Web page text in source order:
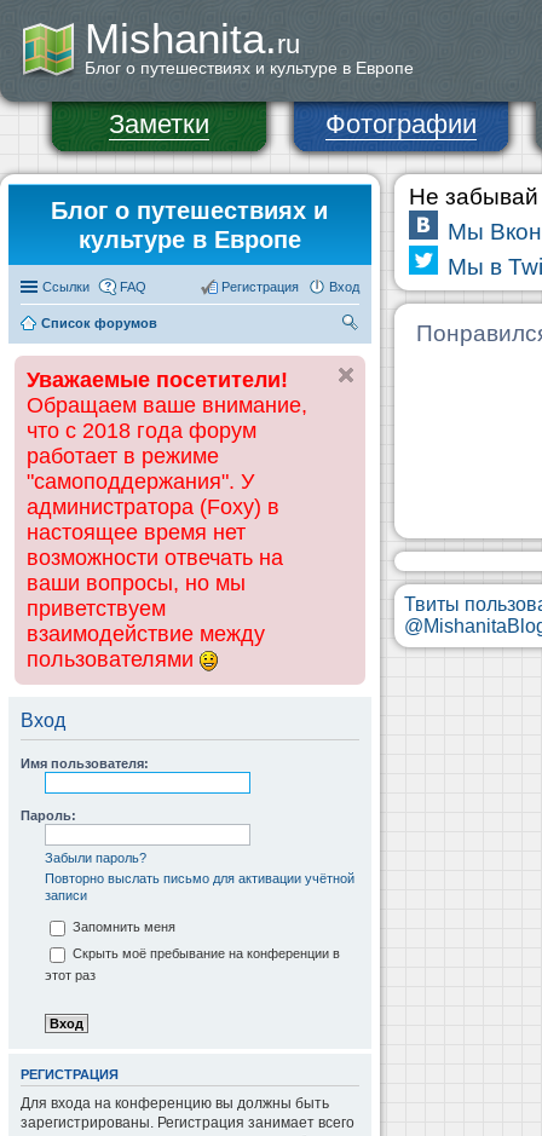
Mishanita.ru
Блог о путешествиях и культуре в Европе
Заметки Фотографии
Блог о путешествиях и
культуре в Европе
Ссылки FAQ Вход
Регистрация
Список форумов
ск
Уважаемые посетители!
Обращаем ваше внимание,
что с 2018 года форум
работает в режиме
"самоподдержания". У
администратора (Foxy) в
настоящее время нет
возможности отвечать на
ваши вопросы, но мы
приветствуем
взаимодействие между
пользователями
Вход
Имя пользователя:
Пароль:
Забыли пароль?
Повторно выслать письмо для активации учётной
записи
Запомнить меня
Скрыть моё пребывание на конференции в
этот раз
РЕГИСТРАЦИЯ
Для входа на конференцию вы должны быть
зарегистрированы. Регистрация занимает всего
Не забывай
Мы
Мы в
Твиты